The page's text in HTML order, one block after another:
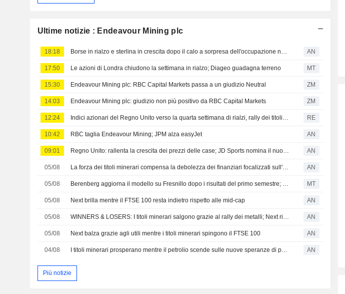
Ultime notizie : Endeavour Mining plc
18:18 Borse in rialzo e sterlina in crescita dopo il calo a sorpresa dell'occupazione negli USA AN
17:50 Le azioni di Londra chiudono la settimana in rialzo; Diageo guadagna terreno MT
15:30 Endeavour Mining plc: RBC Capital Markets passa a un giudizio Neutral ZM
14:03 Endeavour Mining plc: giudizio non più positivo da RBC Capital Markets ZM
12:24 Indici azionari del Regno Unito verso la quarta settimana di rialzi, rally dei titoli minerari RE
10:42 RBC taglia Endeavour Mining; JPM alza easyJet AN
09:01 Regno Unito: rallenta la crescita dei prezzi delle case; JD Sports nomina il nuovo presidente AN
05/08 La forza dei titoli minerari compensa la debolezza dei finanziari focalizzati sull'Asia AN
05/08 Berenberg aggiorna il modello su Fresnillo dopo i risultati del primo semestre; confermato il rating Hold MT
05/08 Next brilla mentre il FTSE 100 resta indietro rispetto alle mid-cap AN
05/08 WINNERS & LOSERS: I titoli minerari salgono grazie al rally dei metalli; Next rivede nuovamente al rialzo le previsioni AN
05/08 Next balza grazie agli utili mentre i titoli minerari spingono il FTSE 100 AN
04/08 I titoli minerari prosperano mentre il petrolio scende sulle nuove speranze di pace AN
Più notizie